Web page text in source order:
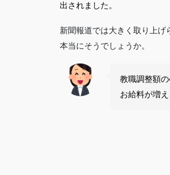
出されました。
新聞報道では大きく取り上げ
本当にそうでしょうか。
教職調整額
お給料が増え